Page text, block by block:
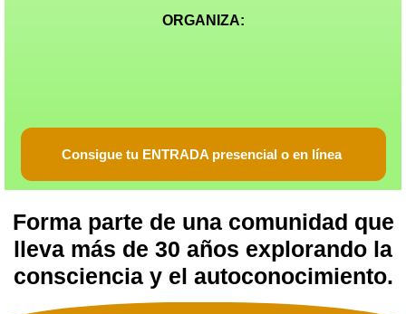
ORGANIZA:
Consigue tu ENTRADA presencial o en línea
Forma parte de una comunidad que
lleva más de 30 años explorando la
consciencia y el autoconocimiento.